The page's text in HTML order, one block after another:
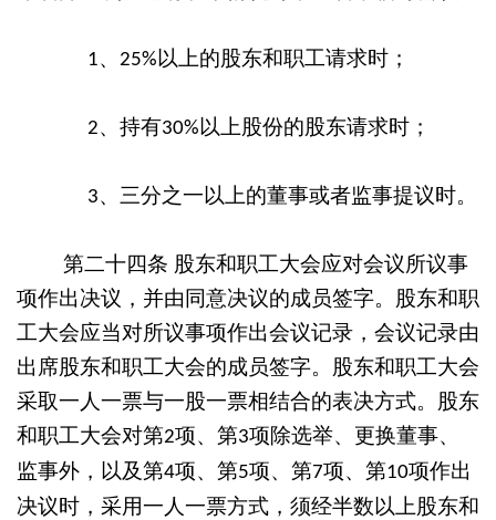
1、 25% 以上的股东和职工请求时；
2、持有30% 以上股份的股东请求时；
3、三分之一以上的董事或者监事提议时。
第二十四条 股东和职工大会应对会议所议事
项作出决议，并由同意决议的成员签字。股东和职
工大会应当对所议事项作出会议记录，会议记录由
出席股东和职工大会的成员签字。股东和职工大会
采取一人一票与一股一票相结合的表决方式。股东
和职工大会对第2项、第3项除选举、更换董事、
监事外，以及第4项、第5项、第7项、第10项作出
决议时，采用一人一票方式，须经半数以上股东和